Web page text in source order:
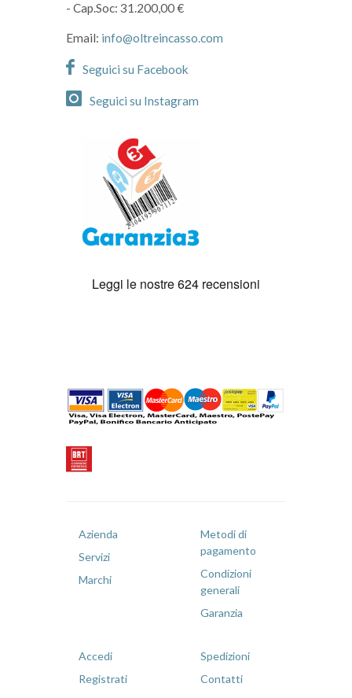
- Cap.Soc: 31.200,00 €
Email: info@oltreincasso.com
Seguici su Facebook
Seguici su Instagram
Azienda
Servizi
Marchi
Metodi di
pagamento
Condizioni
generali
Garanzia
Accedi
Registrati
Spedizioni
Contatti